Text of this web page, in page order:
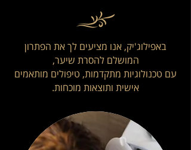
באפילוג'יק, אנו מציעים לך את הפתרון
המושלם להסרת שיער,
עם טכנולוגיות מתקדמות, טיפולים מותאמים
אישית ותוצאות מוכחות.